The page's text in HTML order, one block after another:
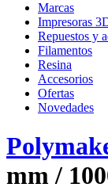
Marcas
Impresoras
Repuestos y
Filamentos
Resina
Accesorios
Ofertas
Novedades
mm /